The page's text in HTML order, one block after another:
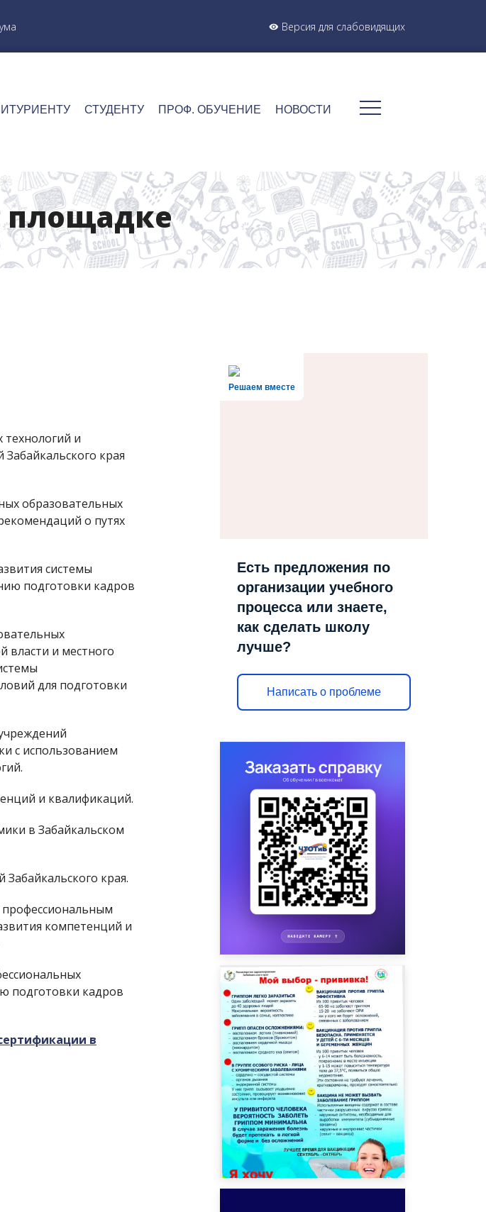
Версия для слабовидящих
СТУДЕНТУ ПРОФ. ОБУЧЕНИЕ НОВОСТИ
площадке
и
края
образовательных
о путях
системы
подготовки кадров
власти и местного
для подготовки
с использованием
и квалификаций.
в Забайкальском
края.
компетенций и
подготовки кадров
в
Решаем вместе
Есть предложения по
организации учебного
процесса или знаете,
как сделать школу
лучше?
Написать о проблеме